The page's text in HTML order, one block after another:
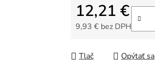
12,21 €
9,93 € bez DPH
Tlač Opýtať sa